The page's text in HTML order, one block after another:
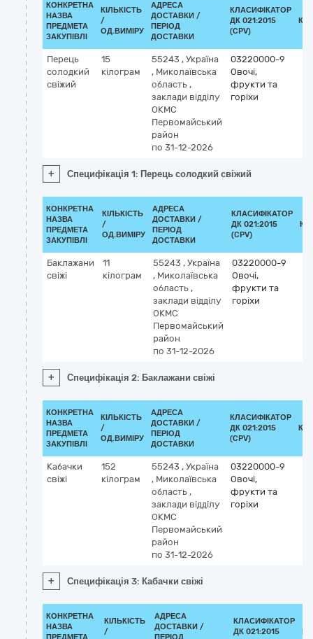
КОНКРЕТНА
НАЗВА
ПРЕДМЕТА
ЗАКУПІВЛІ
КІЛЬКІСТЬ
/
ОД.ВИМІРУ
АДРЕСА
ДОСТАВКИ /
ПЕРІОД
ДОСТАВКИ
КЛАСИФІКАТОР
ДК 021:2015
(CPV)
Перець
солодкий
свіжий
15
кілограм
55243 , Україна
, Миколаївська
область ,
заклади відділу
ОКМС
Первомайський
район
по 31-12-2026
03220000-9
Овочі,
фрукти та
горіхи
+ Специфікація 1: Перець солодкий свіжий
КОНКРЕТНА
НАЗВА
ПРЕДМЕТА
ЗАКУПІВЛІ
КІЛЬКІСТЬ
/
ОД.ВИМІРУ
АДРЕСА
ДОСТАВКИ /
ПЕРІОД
ДОСТАВКИ
КЛАСИФІКАТОР
ДК 021:2015
(CPV)
Баклажани
свіжі
11
кілограм
55243 , Україна
, Миколаївська
область ,
заклади відділу
ОКМС
Первомайський
район
по 31-12-2026
03220000-9
Овочі,
фрукти та
горіхи
+ Специфікація 2: Баклажани свіжі
КОНКРЕТНА
НАЗВА
ПРЕДМЕТА
ЗАКУПІВЛІ
КІЛЬКІСТЬ
/
ОД.ВИМІРУ
АДРЕСА
ДОСТАВКИ /
ПЕРІОД
ДОСТАВКИ
КЛАСИФІКАТОР
ДК 021:2015
(CPV)
Кабачки
свіжі
152
кілограм
55243 , Україна
, Миколаївська
область ,
заклади відділу
ОКМС
Первомайський
район
по 31-12-2026
03220000-9
Овочі,
фрукти та
горіхи
+ Специфікація 3: Кабачки свіжі
КОНКРЕТНА
НАЗВА
КІЛЬКІСТЬ
/
АДРЕСА
ДОСТАВКИ /
КЛАСИФІКАТОР
ДК 021:2015